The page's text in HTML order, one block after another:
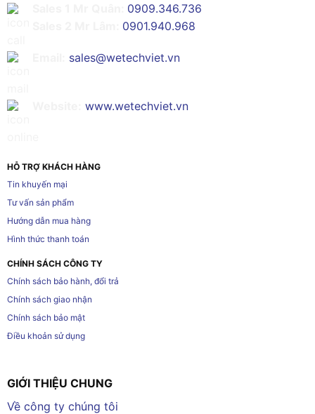
0909.346.736
0901.940.968
sales@wetechviet.vn
www.wetechviet.vn
HỖ TRỢ KHÁCH HÀNG
Tin khuyến mại
Tư vấn sản phẩm
Hướng dẫn mua hàng
Hình thức thanh toán
CHÍNH SÁCH CÔNG TY
Chính sách bảo hành, đổi trả
Chính sách giao nhận
Chính sách bảo mật
Điều khoản sử dụng
GIỚI THIỆU CHUNG
Về công ty chúng tôi